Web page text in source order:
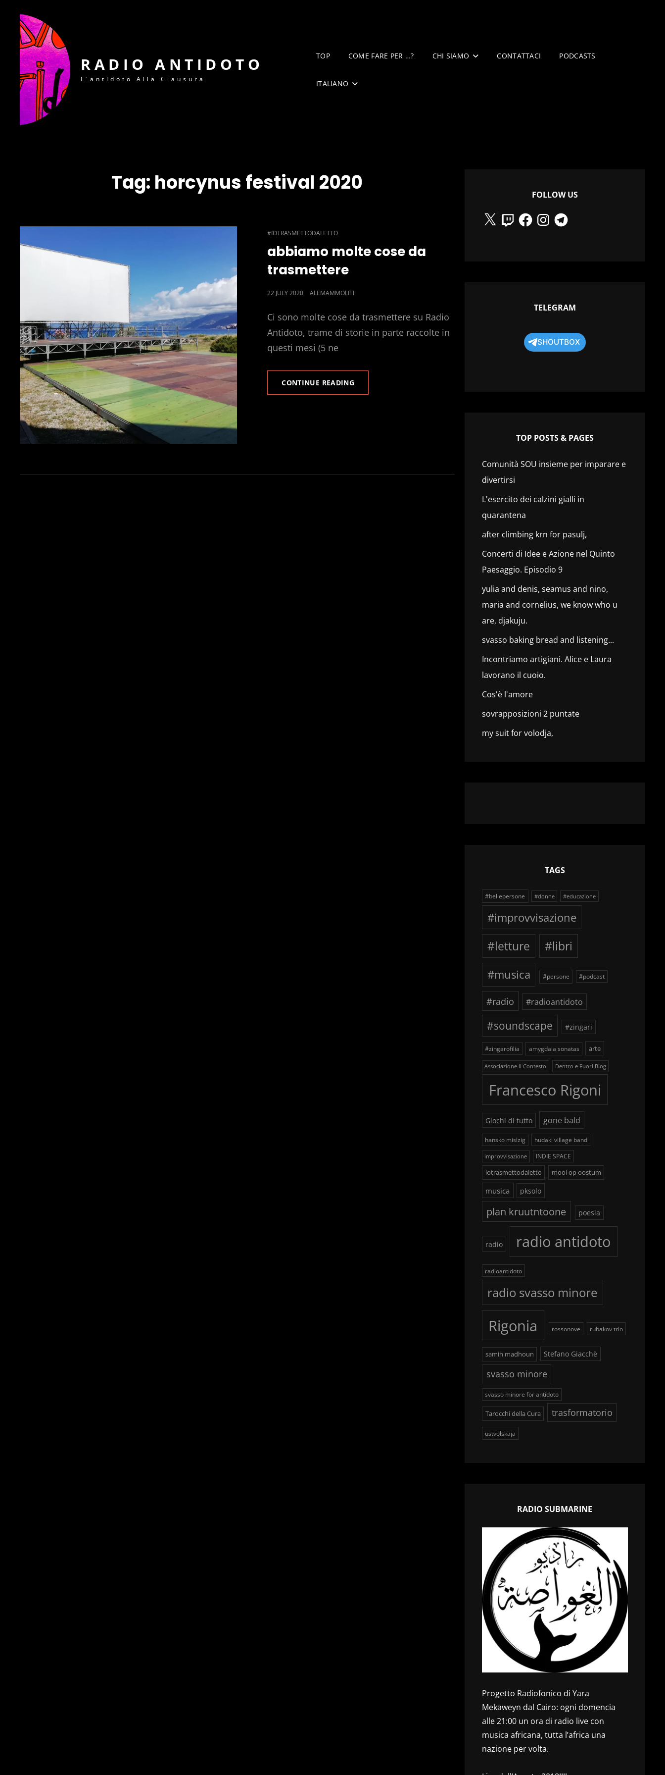
RADIO ANTIDOTO
L'antidoto Alla Clausura
TOP COME FARE PER …? CHI SIAMO CONTATTACI PODCASTS
ITALIANO
Tag: horcynus festival 2020
CAT
LINKS
#IOTRASMETTODALETTO
abbiamo molte cose da
trasmettere
POSTED
22 JULY 2020 ALEMAMMOLITI
Ci sono molte cose da trasmettere su Radio
Antidoto, trame di storie in parte raccolte in
questi mesi (5 ne
CONTINUE READING
MOLTE
FOLLOW US
X
TwitchFacebookInstagramTelegram
TELEGRAM
SHOUTBOX
TOP POSTS & PAGES
Comunità SOU insieme per imparare e
divertirsi
L'esercito dei calzini gialli in
quarantena
after climbing krn for pasulj,
Concerti di Idee e Azione nel Quinto
Paesaggio. Episodio 9
yulia and denis, seamus and nino,
maria and cornelius, we know who u
are, djakuju.
svasso baking bread and listening...
Incontriamo artigiani. Alice e Laura
lavorano il cuoio.
Cos'è l'amore
sovrapposizioni 2 puntate
my suit for volodja,
TAGS
#bellepersone #donne #educazione
#improvvisazione
#letture
#libri
#musica
#persone #podcast
#radio #radioantidoto
#soundscape #zingari
#zingarofilia amygdala sonatas arte
Associazione Il Contesto Dentro e Fuori Blog
Francesco Rigoni
Giochi di tutto gone bald
hansko mislzig hudaki village band
improvvisazione INDIE SPACE
iotrasmettodaletto mooi op oostum
musica pksolo
plan kruutntoone poesia
radio radio antidoto
radioantidoto
radio svasso minore
Rigonia rossonove rubakov trio
samih madhoun Stefano Giacchè
svasso minore
svasso minore for antidoto
Tarocchi della Cura trasformatorio
ustvolskaja
RADIO SUBMARINE
Progetto Radiofonico di Yara
Mekaweyn dal Cairo: ogni domencia
alle 21:00 un ora di radio live con
musica africana, tutta l’africa una
nazione per volta.